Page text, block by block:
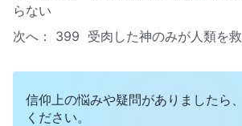
らない
次へ： 399 受肉した神のみが人類を
信仰上の悩みや疑問がありましたら
ください。